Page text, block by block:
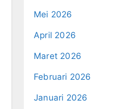
Mei 2026
April 2026
Maret 2026
Februari 2026
Januari 2026